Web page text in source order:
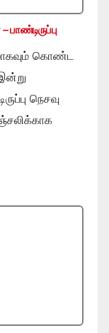
கொண்ட
நெசவு